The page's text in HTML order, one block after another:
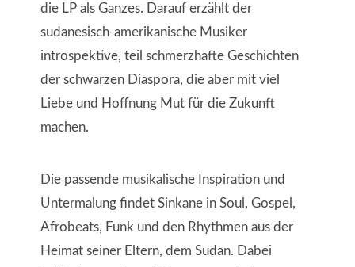
die LP als Ganzes. Darauf erzählt der
sudanesisch-amerikanische Musiker
introspektive, teil schmerzhafte Geschichten
der schwarzen Diaspora, die aber mit viel
Liebe und Hoffnung Mut für die Zukunft
machen.
Die passende musikalische Inspiration und
Untermalung findet Sinkane in Soul, Gospel,
Afrobeats, Funk und den Rhythmen aus der
Heimat seiner Eltern, dem Sudan. Dabei